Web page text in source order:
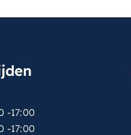
-17:00
-17:00